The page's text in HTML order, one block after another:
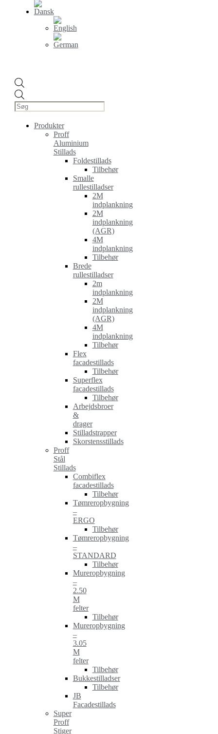
search
Produkter
Proff
Aluminium
Stillads
Foldestillads
Tilbehør
Smalle
rullestilladser
2M
indplankning
2M
indplankning
(AGR)
4M
indplankning
Tilbehør
Brede
rullestilladser
2m
indplankning
2M
indplankning
(AGR)
4M
indplankning
Tilbehør
Flex
facadestillads
Tilbehør
Superflex
facadestillads
Tilbehør
Arbejdsbroer
&
drager
Stilladstrapper
Skorstensstillads
Proff
Stål
Stillads
Combiflex
facadestillads
Tilbehør
Tømreropbygning
–
ERGO
Tilbehør
Tømreropbygning
–
STANDARD
Tilbehør
Mureropbygning
–
2.50
M
felter
Tilbehør
Mureropbygning
–
3.05
M
felter
Tilbehør
Bukkestilladser
Tilbehør
JB
Facadestillads
Super
Proff
Stiger